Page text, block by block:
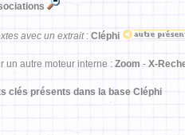
avec un extrait: Cléphi
un autre moteur interne : Zoom - X-
clés présents dans la base Cléphi